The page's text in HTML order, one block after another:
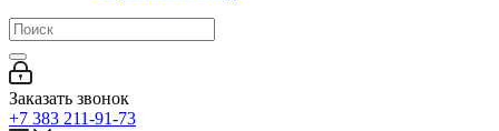
Заказать звонок
+7 383 211-91-73